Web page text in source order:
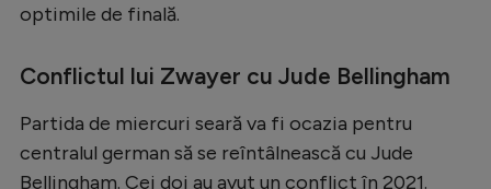
Handbal
Natație
Formula 1
optimile de finală.
Conflictul lui Zwayer cu Jude Bellingham
Partida de miercuri seară va fi ocazia pentru
centralul german să se reîntâlnească cu Jude
Bellingham. Cei doi au avut un conflict în 2021.